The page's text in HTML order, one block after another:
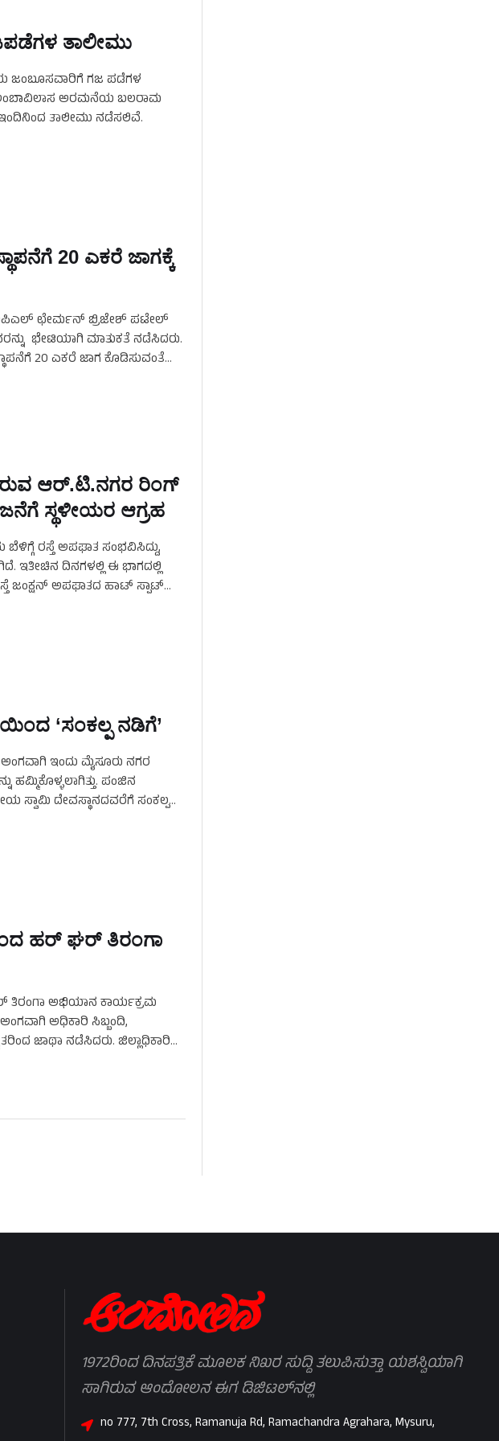
ತಾಲೀಮು
ಜಂಬೂಸವಾರಿಗೆ ಗಜ ಪಡೆಗಳ
ಅರಮನೆಯ ಬಲರಾಮ
ತಾಲೀಮು ನಡೆಸಲಿವೆ.
20 ಎಕರೆ ಜಾಗಕ್ಕೆ
ಐಪಿಎಲ್‌ ಛೇರ್ಮನ್ ಬ್ರಿಜೇಶ್ ಪಟೇಲ್
ಭೇಟಿಯಾಗಿ ಮಾತುಕತೆ ನಡೆಸಿದರು.
20 ಎಕರೆ ಜಾಗ ಕೊಡಿಸುವಂತೆ
ಆರ್.ಟಿ.ನಗರ ರಿಂಗ್
ಸ್ಥಳೀಯರ ಆಗ್ರಹ
ರಸ್ತೆ ಅಪಘಾತ ಸಂಭವಿಸಿದ್ದು,
ಇತೀಚಿನ ದಿನಗಳಲ್ಲಿ ಈ ಭಾಗದಲ್ಲಿ
ಜಂಕ್ಷನ್ ಅಪಘಾತದ ಹಾಟ್ ಸ್ಪಾಟ್
‘ಸಂಕಲ್ಪ ನಡಿಗೆ’
ಇಂದು ಮೈಸೂರು ನಗರ
ಪಂಜಿನ
ದೇವಸ್ಥಾನದವರೆಗೆ ಸಂಕಲ್ಪ
ಹರ್ ಘರ್ ತಿರಂಗಾ
ತಿರಂಗಾ ಅಭಿಯಾನ ಕಾರ್ಯಕ್ರಮ
ಅಧಿಕಾರಿ ಸಿಬ್ಬಂದಿ,
ಜಾಥಾ ನಡೆಸಿದರು. ಜಿಲ್ಲಾಧಿಕಾರಿ
1972ರಿಂದ ದಿನಪತ್ರಿಕೆ ಮೂಲಕ ನಿಖರ ಸುದ್ದಿ ತಲುಪಿಸುತ್ತಾ ಯಶಸ್ವಿಯಾಗಿ
ಸಾಗಿರುವ ಆಂದೋಲನ ಈಗ ಡಿಜಿಟಲ್‌ನಲ್ಲಿ
no 777, 7th Cross, Ramanuja Rd, Ramachandra Agrahara, Mysuru,